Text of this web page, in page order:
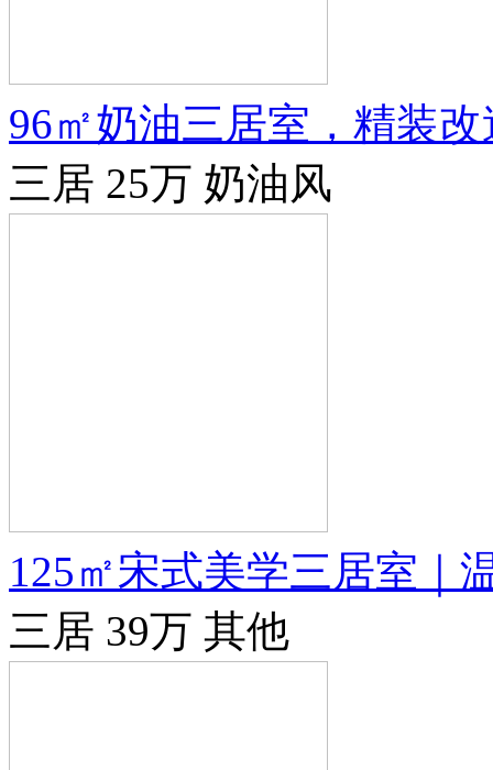
96㎡奶油三居室，精装
三居 25万 奶油风
125㎡宋式美学三居室｜
三居 39万 其他